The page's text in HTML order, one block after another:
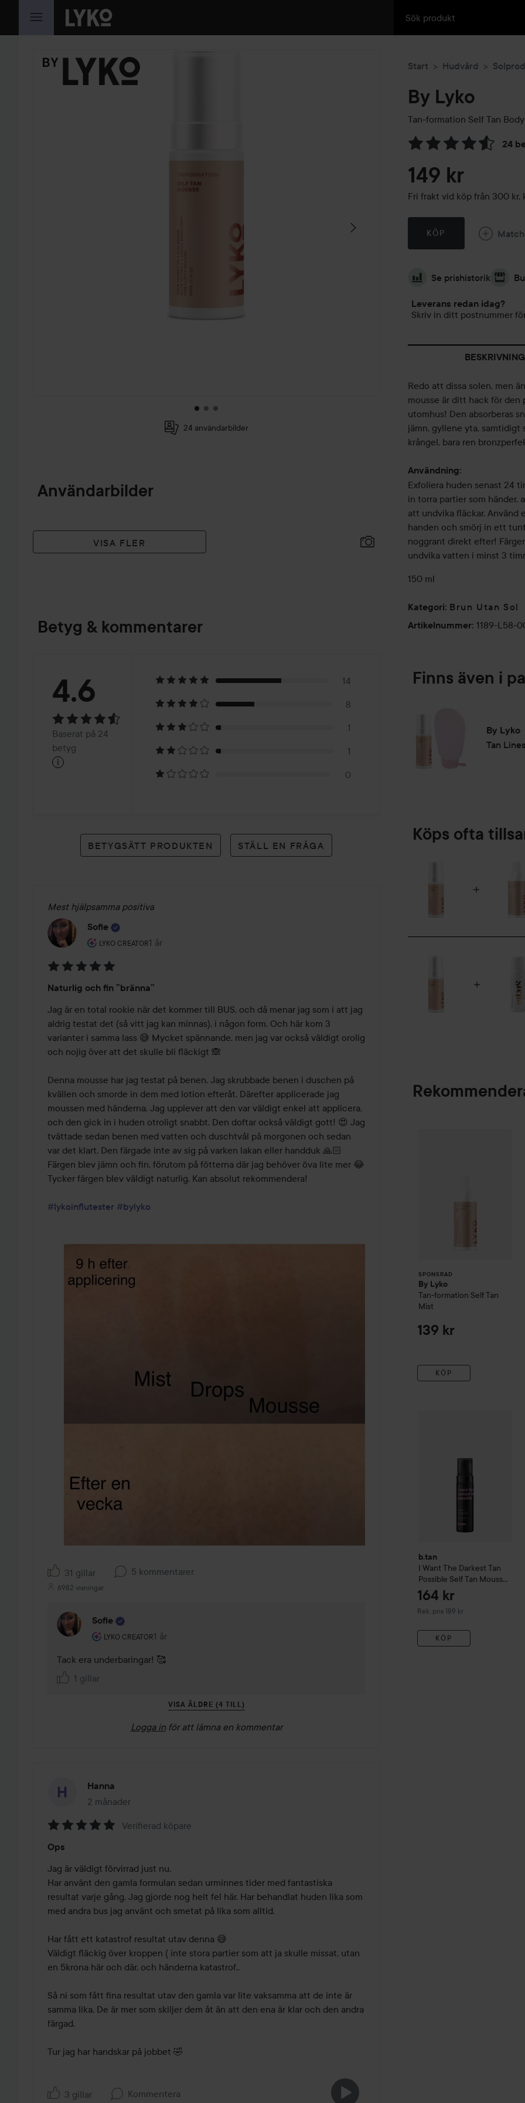
HOPPA TILL INNEHÅLLET
HOPPA ÖVER SEKTIONEN
24 användarbilder
Användarbilder
VISA FLER
Betyg & kommentarer
Betyg:
4.6Baserat
på
betyg
4.6
Baserat på 24
betyg
i
14
8
1
1
0
BETYGSÄTT PRODUKTEN STÄLL EN FRÅGA
Mest hjälpsamma positiva
Sofie
LYKO CREATOR
Användarens roll: Lyko Creator.
1 år
Inlägget skapades 1 år
5
av
5
Naturlig och fin ”bränna”
Jag är en total rookie när det kommer till BUS, och då menar jag som i att jag
aldrig testat det (så vitt jag kan minnas), i någon form. Och här kom 3
varianter i samma lass 😅 Mycket spännande, men jag var också väldigt orolig
och nojig över att det skulle bli fläckigt 🙈
Denna mousse har jag testat på benen. Jag skrubbade benen i duschen på
kvällen och smorde in dem med lotion efteråt. Därefter applicerade jag
moussen med händerna. Jag upplever att den var väldigt enkel att applicera,
och den gick in i huden otroligt snabbt. Den doftar också väldigt gott! 😍 Jag
tvättade sedan benen med vatten och duschtvål på morgonen och sedan
var det klart. Den färgade inte av sig på varken lakan eller handduk 🙏🏻
Färgen blev jämn och fin, förutom på fötterna där jag behöver öva lite mer 😂
Tycker färgen blev väldigt naturlig. Kan absolut rekommendera!
#lykoinflutester #bylyko
31 gillar 5 kommentarer
6982 visningar
Sofie
LYKO CREATOR
Användarens roll: Lyko Creator.
1 år
Kommentaren lades 1 år
Tack era underbaringar! 🥰
1 gillar
VISA ÄLDRE (4 TILL)
Logga in för att lämna en kommentar
Hanna
2 månader
Inlägget skapades 2 månader
5
av
5
Verifierad köpare
Ops
Jag är väldigt förvirrad just nu,
Har använt den gamla formulan sedan urminnes tider med fantastiska
resultat varje gång, Jag gjorde nog helt fel här. Har behandlat huden lika som
med andra bus jag använt och smetat på lika som alltid.
Har fått ett katastrof resultat utav denna 😅
Väldigt fläckig över kroppen ( inte stora partier som att ja skulle missat, utan
en 5krona här och där, och händerna katastrof..
Så ni som fått fina resultat utav den gamla var lite vaksamma att de inte är
samma lika. De är mer som skiljer dem åt än att den ena är klar och den andra
färgad.
3 gillar Kommentera
Start Hudvård
By Lyko
Tan-formation Self Tan
24
Hoppa till Betyg &
149 kr
Fri frakt vid köp från 300 kr,
KÖP
Se prishistorik
Leverans redan idag?
Skriv in ditt postnummer
BESKRIVNING
Redo att dissa solen, men
mousse är ditt hack för
utomhus! Den absorberas
jämn, gyllene yta, samtidigt
krångel, bara ren
Användning:
Exfoliera huden senast 24
in torra partier som händer,
att undvika fläckar. Använd
handen och smörj in ett
noggrant direkt efter!
undvika vatten i minst 3
150 ml
Kategori: Brun Utan Sol
Artikelnummer: 1189-L58-
Finns även i
By Lyko
Tan
Köps ofta
SPONSRAD
By Lyko
Tan-formation Self Tan
Mist
139 kr
KÖP
b.tan
I Want The Darkest Tan
Possible Self Tan Mousse
200 ml
164 kr
Rek. pris 189 kr
Rekommenderat pris 189 kr
KÖP